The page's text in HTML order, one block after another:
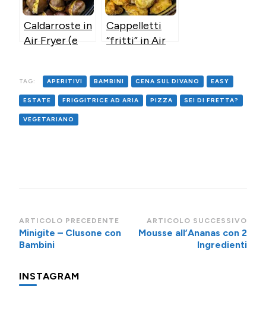
Caldarroste in
Air Fryer (e
castagne)
Cappelletti
“fritti” in Air
TAG: APERITIVI BAMBINI CENA SUL DIVANO EASY
ESTATE FRIGGITRICE AD ARIA PIZZA SEI DI FRETTA?
VEGETARIANO
Navigazione
articoli
ARTICOLO PRECEDENTE
Minigite – Clusone con
Bambini
ARTICOLO SUCCESSIVO
Mousse all’Ananas con 2
Ingredienti
INSTAGRAM